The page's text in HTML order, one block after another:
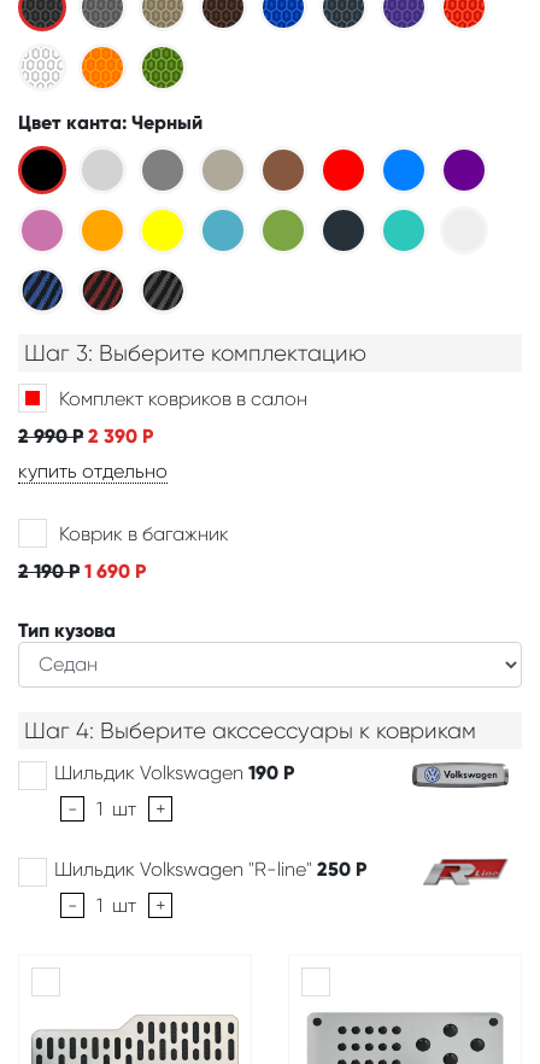
Цвет канта: Черный
Шаг 3: Выберите комплектацию
Комплект ковриков в салон
2 990Р 2 390 Р
купить отдельно
Коврик в багажник
2 190Р 1 690 Р
Тип кузова
Шаг 4: Выберите акссессуары к коврикам
Шильдик Volkswagen 190 Р
-
1 шт +
Шильдик Volkswagen "R-line" 250 Р
-
1 шт +